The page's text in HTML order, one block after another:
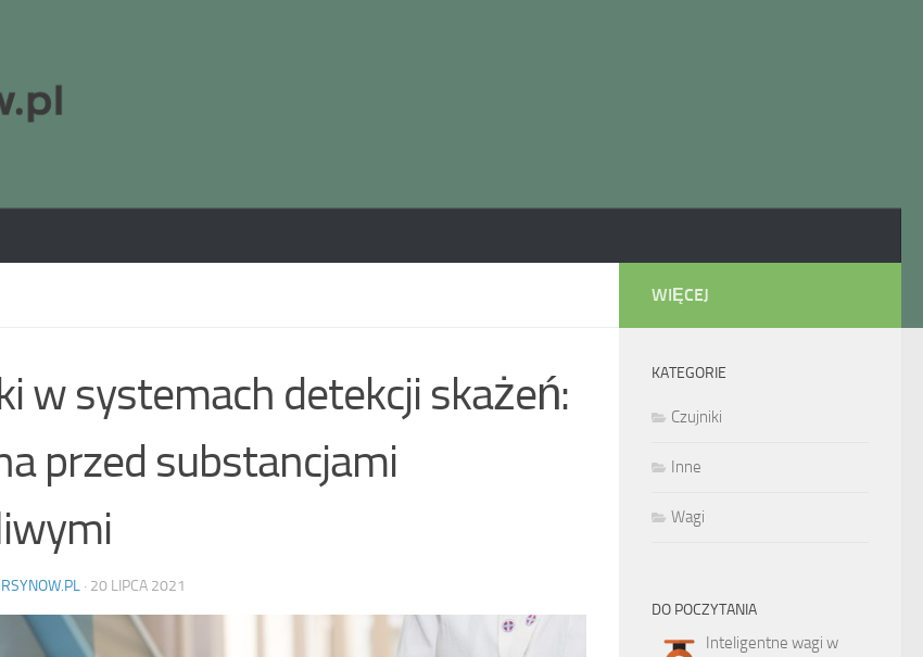
w systemach detekcji skażeń:
przed substancjami
· 20 LIPCA 2021
WIĘCEJ
KATEGORIE
Czujniki
Inne
Wagi
DO POCZYTANIA
Inteligentne wagi w